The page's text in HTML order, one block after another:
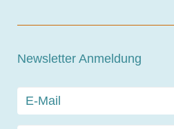
Newsletter Anmeldung